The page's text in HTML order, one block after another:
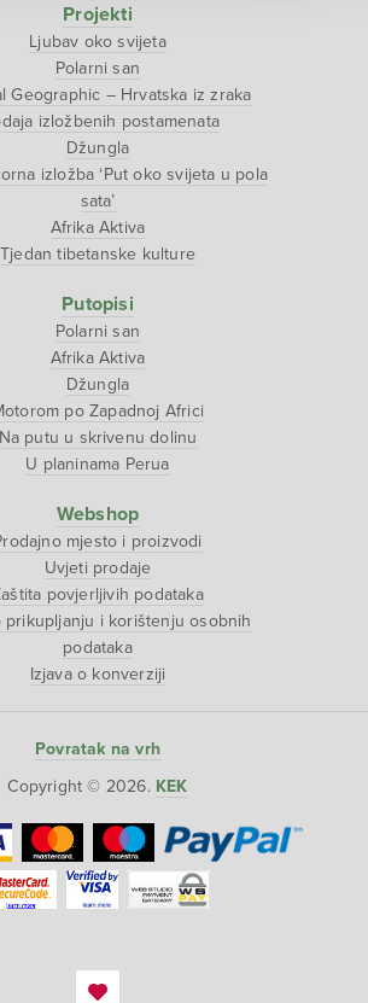
Projekti
Ljubav oko svijeta
Polarni san
Geographic – Hrvatska iz zraka
izložbenih postamenata
Džungla
izložba ‘Put oko svijeta u pola
sata’
Afrika Aktiva
Tjedan tibetanske kulture
Putopisi
Polarni san
Afrika Aktiva
Džungla
po Zapadnoj Africi
Na putu u skrivenu dolinu
U planinama Perua
Webshop
mjesto i proizvodi
Uvjeti prodaje
povjerljivih podataka
prikupljanju i korištenju osobnih
podataka
Izjava o konverziji
Povratak na vrh
Copyright © 2026. KEK